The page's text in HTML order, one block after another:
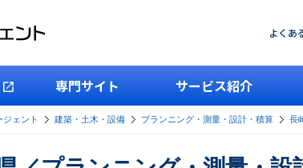
よくあ
専門サイト サービス紹介
ジェント 建築・土木・設備 プランニング・測量・設計・積算 長